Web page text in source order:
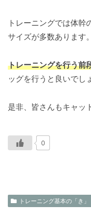
トレーニングでは体
サイズが多数あります。
トレーニングを行う前
ッグを行うと良いでし
是非、皆さんもキャッ
0
トレーニング基本の「き」